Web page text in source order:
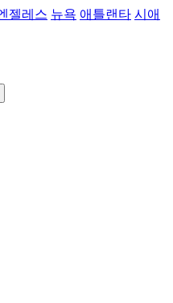
젤레스 뉴욕 애틀랜타 시애